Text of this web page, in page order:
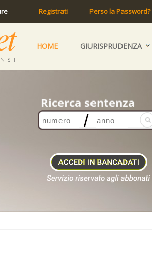
Registrati Perso la Password?
HOME GIURISPRUDENZA